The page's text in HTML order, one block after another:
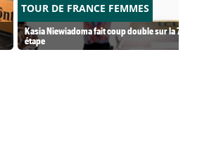
TOUR DE FRANCE FEMMES
Kasia Niewiadoma fait coup double sur la 7e
étape